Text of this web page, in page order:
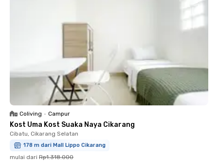
Coliving • Campur
Kost Uma Kost Suaka Naya Cikarang
Cibatu, Cikarang Selatan
178 m dari Mall Lippo Cikarang
mulai dari Rp1.318.000